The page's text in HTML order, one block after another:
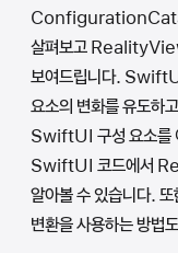
살펴보고
보여드립니다.
요소의 변화를 유도하
SwiftUI 구성 요소를
SwiftUI 코드에서
알아볼 수 있습니다.
변환을 사용하는 방법